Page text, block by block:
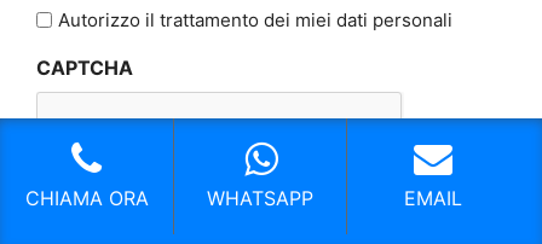
l'informativa
privacy
Autorizzo il trattamento dei miei dati personali
CAPTCHA
CHIAMA ORA WHATSAPP EMAIL